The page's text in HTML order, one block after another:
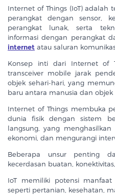
Internet of Things (IoT) adalah
perangkat dengan sensor,
perangkat lunak, serta
informasi dengan perangkat
internet atau saluran
Konsep inti dari Internet of
transceiver mobile jarak
objek sehari-hari, yang
baru antara manusia dan
Internet of Things membuka
dunia fisik dengan sistem
langsung, yang
ekonomi, dan mengurangi
Beberapa unsur penting
kecerdasan buatan,
IoT memiliki potensi
seperti pertanian, kesehatan,